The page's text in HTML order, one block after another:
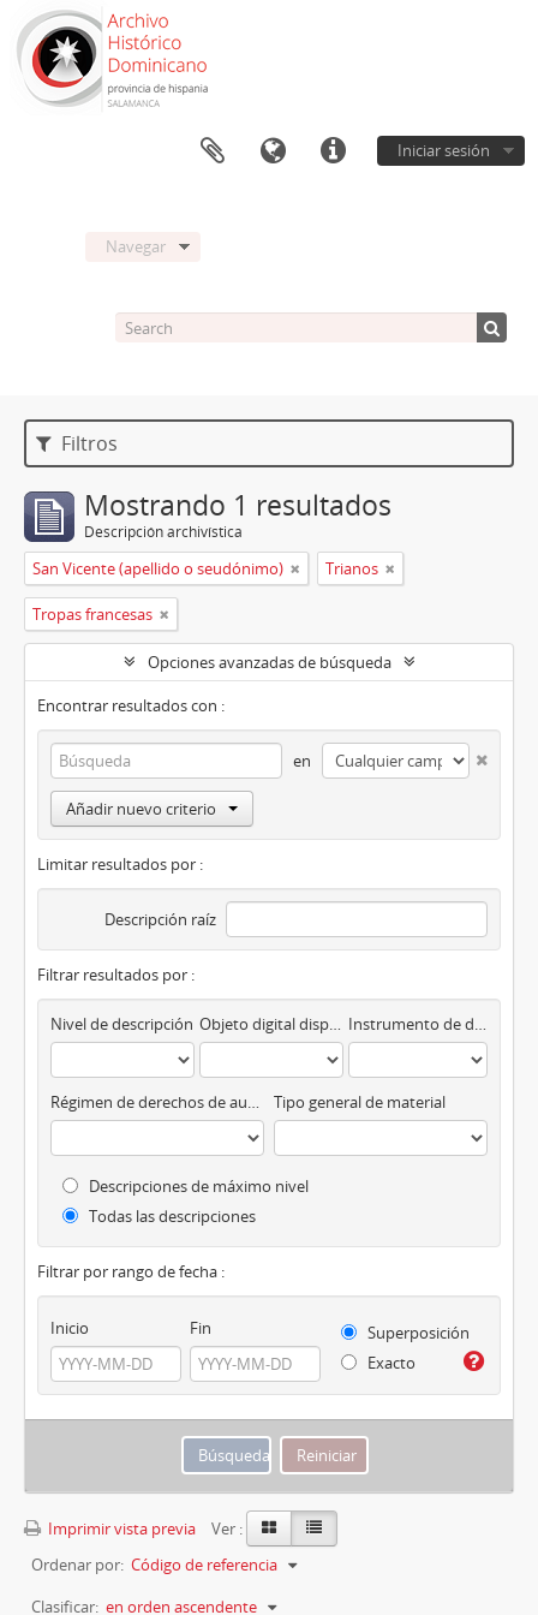
Iniciar sesión
Navegar
Filtros
Mostrando 1 resultados
Descripción archivística
San Vicente (apellido o seudónimo) Trianos
Tropas francesas
Opciones avanzadas de búsqueda
Encontrar resultados con :
en
Añadir nuevo criterio
Limitar resultados por :
Descripción raíz
Filtrar resultados por :
Nivel de descripción Objeto digital disponibles Instrumento de descripción
Régimen de derechos de autor Tipo general de material
Descripciones de máximo nivel
Todas las descripciones
Filtrar por rango de fecha :
Inicio Fin
Superposición
Exacto
Imprimir vista previa
Ver :
Ordenar por: Código de referencia
Clasificar: en orden ascendente